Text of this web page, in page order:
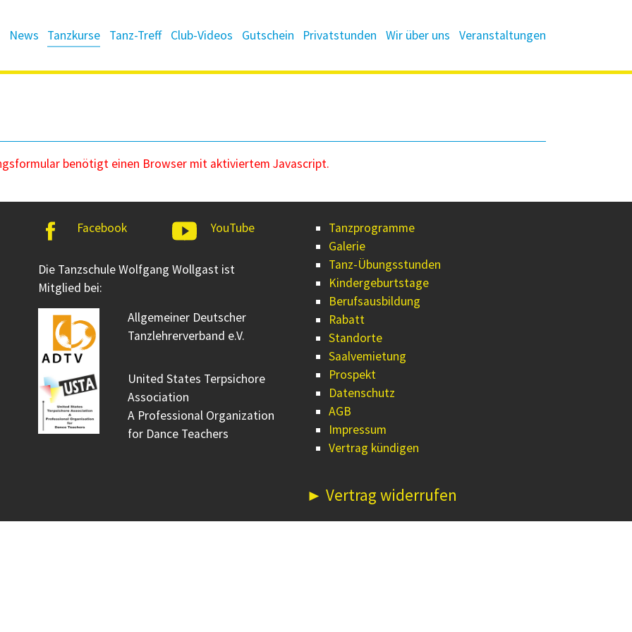
News Tanzkurse Tanz-Treff Club-Videos Gutschein Privatstunden Wir über uns Veranstaltungen
benötigt einen Browser mit aktiviertem Javascript.
Facebook YouTube
Die Tanzschule Wolfgang Wollgast ist
Mitglied bei:
Allgemeiner Deutscher
Tanzlehrerverband e.V.
United States Terpsichore
Association
A Professional Organization
for Dance Teachers
Tanzprogramme
Galerie
Tanz-Übungsstunden
Kindergeburtstage
Berufsausbildung
Rabatt
Standorte
Saalvemietung
Prospekt
Datenschutz
AGB
Impressum
Vertrag kündigen
► Vertrag widerrufen